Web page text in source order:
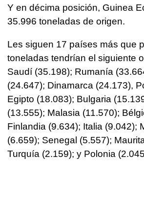
Y en décima posición, Guinea
35.996 toneladas de origen.
Les siguen 17 países más que
toneladas tendrían el siguiente
Saudí (35.198); Rumanía
(24.647); Dinamarca (24.173),
Egipto (18.083); Bulgaria
(13.555); Malasia (11.570);
Finlandia (9.634); Italia (9.042);
(6.659); Senegal (5.557);
Turquía (2.159); y Polonia